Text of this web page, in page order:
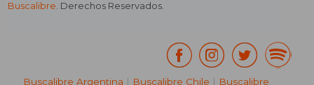
Buscalibre. Derechos Reservados.
Buscalibre Argentina | Buscalibre Chile | Buscalibre